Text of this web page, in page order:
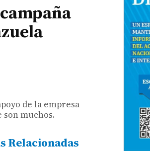
de la empresa
muchos.
Relacionadas